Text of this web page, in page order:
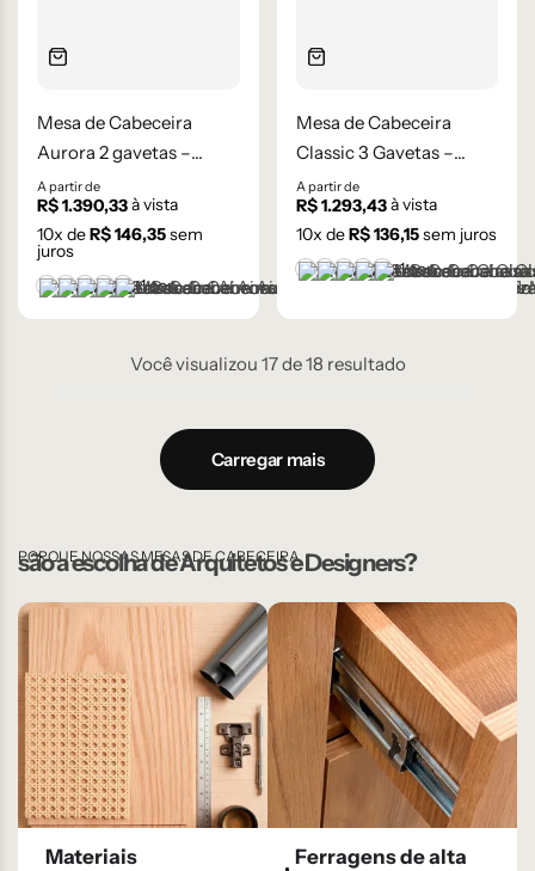
Mesa de Cabeceira
Aurora 2 gavetas –
Laqueada
A partir de
R$1.390,33à vista
10x deR$146,35sem
juros
Branco
Cinza Médio
Frapê
Mocha Mousse
Preto
+1 cor
Mesa de Cabeceira
Classic 3 Gavetas –
Laqueada
A partir de
R$1.293,43à vista
10x deR$136,15sem juros
Branco
Cinza Médio
Frapê
Mocha Mousse
Preto
+1 cor
Você visualizou 17de18 resultado
Carregar mais
PORQUE NOSSAS MESAS DE CABECEIRA
são a escolha de Arquitetos e Designers?
Materiais
Ferragens de alta